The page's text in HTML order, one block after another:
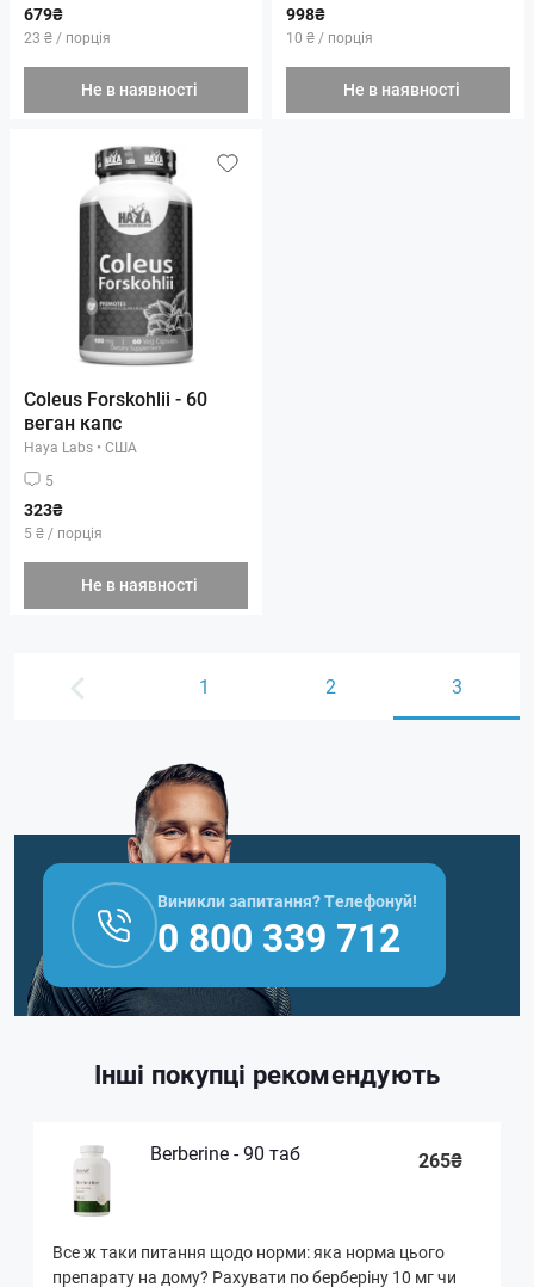
679₴
23 ₴ / порція
Не в наявності
998₴
10 ₴ / порція
Не в наявності
Coleus Forskohlii - 60
веган капс
Haya Labs • США
5
323₴
5 ₴ / порція
Не в наявності
1 2 3
Виникли запитання? Телефонуй!
0 800 339 712
Інші покупці рекомендують
Berberine - 90 таб 265₴
Все ж таки питання щодо норми: яка норма цього
препарату на дому? Рахувати по берберiну 10 мг чи